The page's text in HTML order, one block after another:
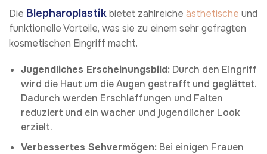
Die Blepharoplastikbietet zahlreiche ästhetische und
funktionelle Vorteile, was sie zu einem sehr gefragten
kosmetischen Eingriff macht.
Jugendliches Erscheinungsbild: Durch den Eingriff
wird die Haut um die Augen gestrafft und geglättet.
Dadurch werden Erschlaffungen und Falten
reduziert und ein wacher und jugendlicher Look
erzielt.
Verbessertes Sehvermögen: Bei einigen Frauen